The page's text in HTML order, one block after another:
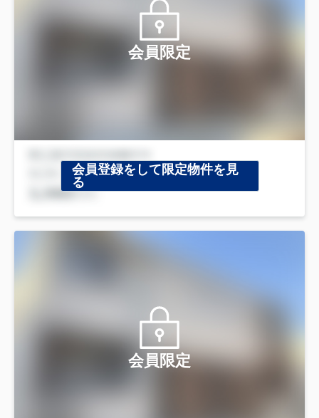
会員限定
会員登録をして限定物件を見
る
会員限定